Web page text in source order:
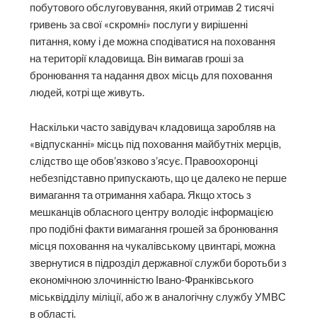
побутового обслуговування, який отримав 2 тисячі
гривень за свої «скромні» послуги у вирішенні
питання, кому і де можна сподіватися на поховання
на території кладовища. Він вимагав гроші за
бронювання та надання двох місць для поховання
людей, котрі ще живуть.
Наскільки часто завідувач кладовища заробляв на
«відпусканні» місць під поховання майбутніх мерців,
слідство ще обов’язково з’ясує. Правоохоронці
небезпідставно припускають, що це далеко не перше
вимагання та отримання хабара. Якщо хтось з
мешканців обласного центру володіє інформацією
про подібні факти вимагання грошей за бронювання
місця поховання на чукалівському цвинтарі, можна
звернутися в підрозділ державної служби боротьби з
економічною злочинністю Івано-Франківського
міськвідділу міліції, або ж в аналогічну службу УМВС
в області.